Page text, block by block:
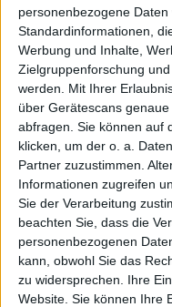
personenbezogene
Standardinformationen,
Werbung und Inhalte,
Zielgruppenforschung
werden.
Mit Ihrer
über Gerätescans
abfragen. Sie können auf
klicken, um der o. a.
Partner zuzustimmen.
Informationen zugreifen
Sie der Verarbeitung
beachten Sie, dass die
personenbezogenen
kann, obwohl Sie das
zu widersprechen. Ihre
Website. Sie können Ihre